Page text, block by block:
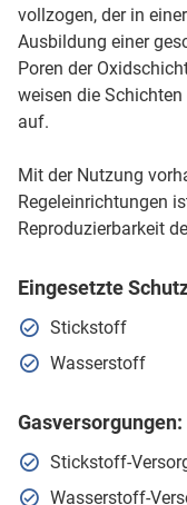
vollzogen, der in
Ausbildung einer
Poren der
weisen die
auf.
Mit der Nutzung
Regeleinrichtungen
Reproduzierbarkeit
Eingesetzte
Stickstoff
Wasserstoff
Gasversorgungen:
Stickstoff-
Wasserstoff-